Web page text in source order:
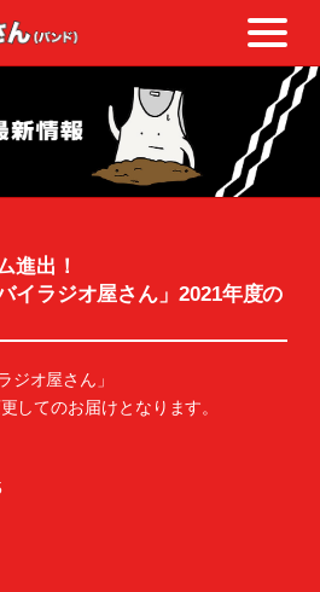
進出！
イラジオ屋さん」2021年度の
ジオ屋さん」
してのお届けとなります。